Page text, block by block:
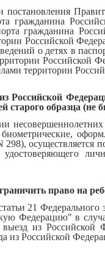
постановления
гражданина
гражданина
Российской
о детях в
Российской
территории
Российской
старого образца (не
осуществляется
удостоверяющего
право на
21
Федерацию" в
из Российской
из Российской